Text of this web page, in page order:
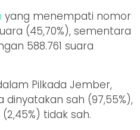
yang menempati nomor
(45,70%), sementara
588.761 suara
Pilkada Jember,
dinyatakan sah (97,55%),
tidak sah.